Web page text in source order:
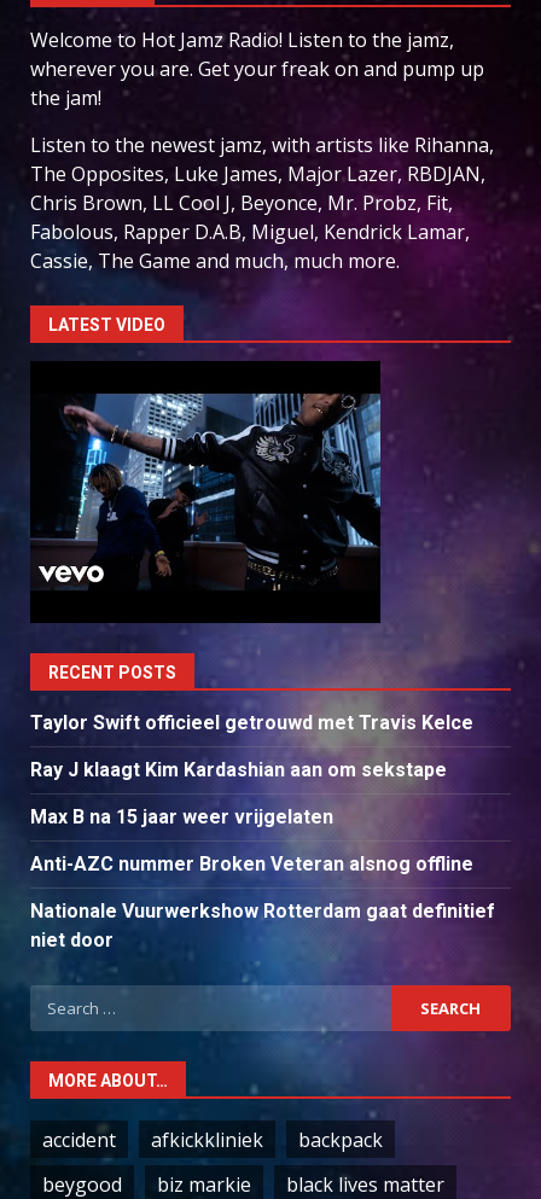
Welcome to Hot Jamz Radio! Listen to the jamz,
wherever you are. Get your freak on and pump up
the jam!
Listen to the newest jamz, with artists like Rihanna,
The Opposites, Luke James, Major Lazer, RBDJAN,
Chris Brown, LL Cool J, Beyonce, Mr. Probz, Fit,
Fabolous, Rapper D.A.B, Miguel, Kendrick Lamar,
Cassie, The Game and much, much more.
LATEST VIDEO
RECENT POSTS
Taylor Swift officieel getrouwd met Travis Kelce
Ray J klaagt Kim Kardashian aan om sekstape
Max B na 15 jaar weer vrijgelaten
Anti-AZC nummer Broken Veteran alsnog offline
Nationale Vuurwerkshow Rotterdam gaat definitief
niet door
Search
for:
MORE ABOUT…
accident afkickkliniek
backpack
beygood
biz markie
black lives matter